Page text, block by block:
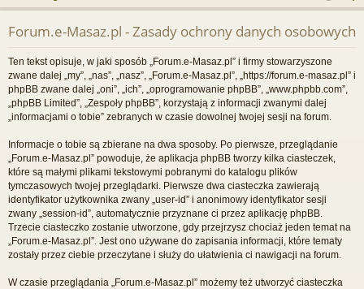
j
…
uj
si
ę
es
tru
si
z
Forum.e-Masaz.pl - Zasady ochrony danych osobowych
Ten tekst opisuje, w jaki sposób „Forum.e-Masaz.pl” i firmy stowarzyszone
zwane dalej „my”, „nas”, „nasz”, „Forum.e-Masaz.pl”, „https://forum.e-masaz.pl” i
phpBB zwane dalej „oni”, „ich”, „oprogramowanie phpBB”, „www.phpbb.com”,
„phpBB Limited”, „Zespoły phpBB”, korzystają z informacji zwanymi dalej
„informacjami o tobie” zebranych w czasie dowolnej twojej sesji na forum.
Informacje o tobie są zbierane na dwa sposoby. Po pierwsze, przeglądanie
„Forum.e-Masaz.pl” powoduje, że aplikacja phpBB tworzy kilka ciasteczek,
które są małymi plikami tekstowymi pobranymi do katalogu plików
tymczasowych twojej przeglądarki. Pierwsze dwa ciasteczka zawierają
identyfikator użytkownika zwany „user-id” i anonimowy identyfikator sesji
zwany „session-id”, automatycznie przyznane ci przez aplikację phpBB.
Trzecie ciasteczko zostanie utworzone, gdy przejrzysz chociaż jeden temat na
„Forum.e-Masaz.pl”. Jest ono używane do zapisania informacji, które tematy
zostały przez ciebie przeczytane i służy do ułatwienia ci nawigacji na forum.
W czasie przeglądania „Forum.e-Masaz.pl” możemy też utworzyć ciasteczka